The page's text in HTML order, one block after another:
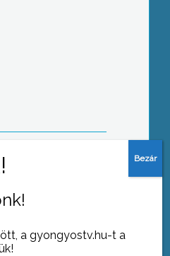
részesült
és Kis Róbert
a gyongyostv.hu-t a